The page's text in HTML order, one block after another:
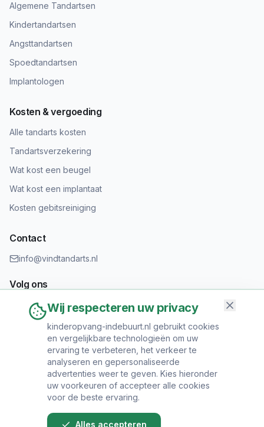
Algemene Tandartsen
Kindertandartsen
Angsttandartsen
Spoedtandartsen
Implantologen
Kosten & vergoeding
Alle tandarts kosten
Tandartsverzekering
Wat kost een beugel
Wat kost een implantaat
Kosten gebitsreiniging
Contact
info@vindtandarts.nl
Volg ons
Informatie toevoegen?
Heeft u een tandartspraktijk? Neem contact op om uw praktijk
toe te voegen.
Wij respecteren uw privacy
kinderopvang-indebuurt.nl gebruikt cookies
en vergelijkbare technologieën om uw
ervaring te verbeteren, het verkeer te
analyseren en gepersonaliseerde
advertenties weer te geven. Kies hieronder
uw voorkeuren of accepteer alle cookies
voor de beste ervaring.
Alles accepteren